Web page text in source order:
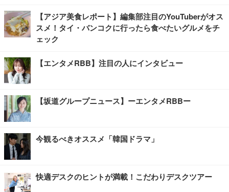
【アジア美食レポート】編集部注目のYouTuberがオス
スメ！タイ・バンコクに行ったら食べたいグルメをチ
ェック
【エンタメRBB】注目の人にインタビュー
【坂道グループニュース】ーエンタメRBBー
今観るべきオススメ「韓国ドラマ」
快適デスクのヒントが満載！こだわりデスクツアー